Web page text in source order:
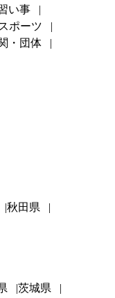
い事
ポーツ
・団体
秋田県
茨城県